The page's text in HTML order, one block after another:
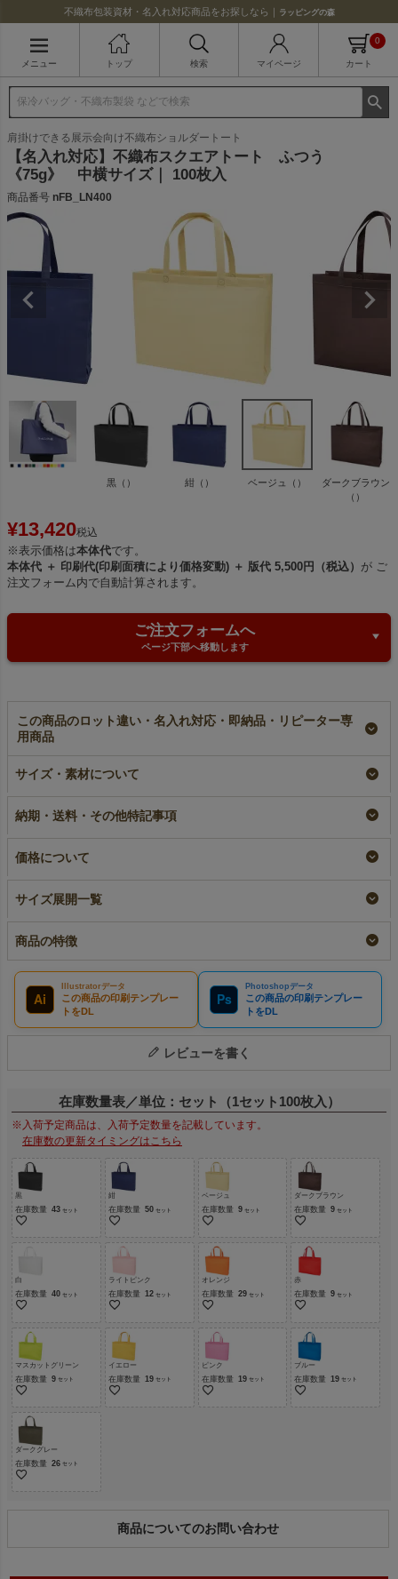
不織布包装資材・名入れ対応商品をお探しなら｜ ラッピングの森
メニュー トップ 検索 マイページ カート
0
肩掛けできる展示会向け不織布ショルダートート
【名入れ対応】不織布スクエアトート ふつう
《75g》 中横サイズ｜ 100枚入
商品番号 nFB_LN400
黒（） 紺（） ベージュ（）
ダークブラウン
（）
¥13,420税込
※表示価格は本体代です。
本体代 ＋ 印刷代(印刷面積により価格変動) ＋ 版代 5,500円（税込） が ご
注文フォーム内で自動計算されます。
ご注文フォームへ
ページ下部へ移動します
この商品のロット違い・名入れ対応・即納品・リピーター専
用商品
不織布スクエアトー
ト ふつう《75g》
～
即納品
【小ロット】不織布ス
｜10枚入～
小ロット
【名入れ／リピーター
専用】不織布スクエア
《75g》 中横サイズ
サイズ・素材について
納期・送料・その他特記事項
価格について
サイズ展開一覧
商品の特徴
Ai
Illustratorデータ
この商品の印刷テンプレー
トをDL
Ps
Photoshopデータ
この商品の印刷テンプレー
トをDL
レビューを書く
在庫数量表／単位：セット（1セット100枚入）
※入荷予定商品は、入荷予定数量を記載しています。
在庫数の更新タイミングはこちら
黒
在庫数量 43
紺
在庫数量 50
ベージュ
在庫数量 9
ダークブラウン
在庫数量 9
白
在庫数量 40
ライトピンク
在庫数量 12
オレンジ
在庫数量 29
赤
在庫数量 9
マスカットグリーン
在庫数量 9
イエロー
在庫数量 19
ピンク
在庫数量 19
ブルー
在庫数量 19
ダークグレー
在庫数量 26
商品についてのお問い合わせ